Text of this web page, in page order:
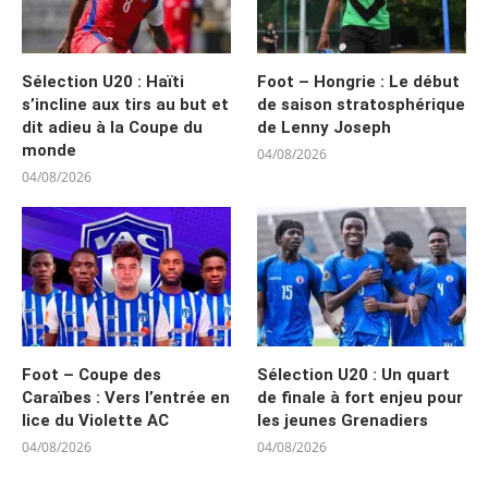
Sélection U20 : Haïti
s’incline aux tirs au but et
dit adieu à la Coupe du
monde
04/08/2026
Foot – Hongrie : Le début
de saison stratosphérique
de Lenny Joseph
04/08/2026
Foot – Coupe des
Caraïbes : Vers l’entrée en
lice du Violette AC
04/08/2026
Sélection U20 : Un quart
de finale à fort enjeu pour
les jeunes Grenadiers
04/08/2026